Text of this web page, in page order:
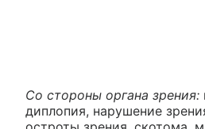
Со стороны органа зрения:
диплопия, нарушение